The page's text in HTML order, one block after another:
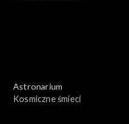
Astronarium
Kosmiczne śmieci